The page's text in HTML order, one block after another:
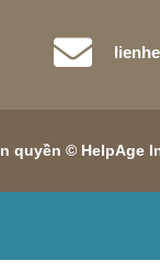
quyền © HelpAge